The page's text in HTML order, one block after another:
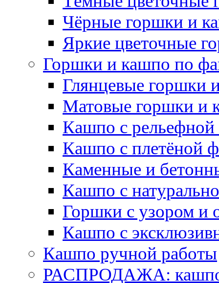
Чёрные горшки и
Яркие цветочные
Горшки и кашпо по
Глянцевые горшки
Матовые горшки и
Кашпо с рельефной
Кашпо с плетёной
Каменные и
Кашпо с
Горшки с узором и
Кашпо с
Кашпо ручной работы
РАСПРОДАЖА: кашпо